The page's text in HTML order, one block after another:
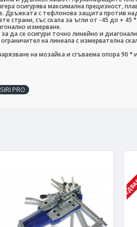
осигурява максимална прецизност,
Дръжката с тефлонова защита против
страни, със скала за ъгли от -45 до + 45
измерване.
да се осигури точно линейно и
на линеала с измервателна
на мозайка и сгъваема опора 90 °
SIRI PRO
С